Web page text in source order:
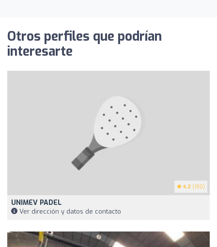
Otros perfiles que podrían
interesarte
4.2 (180)
UNIMEV PADEL
Ver dirección y datos de contacto